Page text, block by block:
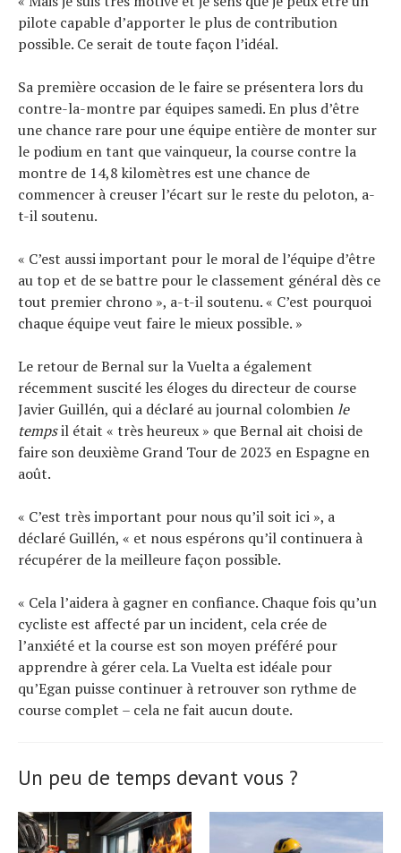
pilote capable d’apporter le plus de contribution
possible. Ce serait de toute façon l’idéal.
Sa première occasion de le faire se présentera lors du
contre-la-montre par équipes samedi. En plus d’être
une chance rare pour une équipe entière de monter sur
le podium en tant que vainqueur, la course contre la
montre de 14,8 kilomètres est une chance de
commencer à creuser l’écart sur le reste du peloton, a-
t-il soutenu.
« C’est aussi important pour le moral de l’équipe d’être
au top et de se battre pour le classement général dès ce
tout premier chrono », a-t-il soutenu. « C’est pourquoi
chaque équipe veut faire le mieux possible. »
Le retour de Bernal sur la Vuelta a également
récemment suscité les éloges du directeur de course
Javier Guillén, qui a déclaré au journal colombienle
tempsil était « très heureux » que Bernal ait choisi de
faire son deuxième Grand Tour de 2023 en Espagne en
août.
« C’est très important pour nous qu’il soit ici », a
déclaré Guillén, « et nous espérons qu’il continuera à
récupérer de la meilleure façon possible.
« Cela l’aidera à gagner en confiance. Chaque fois qu’un
cycliste est affecté par un incident, cela crée de
l’anxiété et la course est son moyen préféré pour
apprendre à gérer cela. La Vuelta est idéale pour
qu’Egan puisse continuer à retrouver son rythme de
course complet – cela ne fait aucun doute.
Un peu de temps devant vous ?